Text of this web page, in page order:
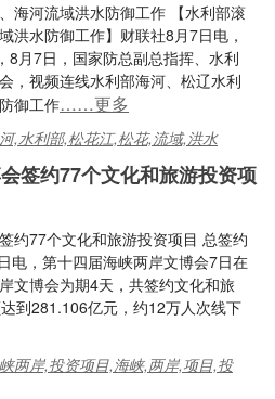
海河流域洪水防御工作 【水利部滚
洪水防御工作】财联社8月7日电，
8月7日，国家防总副总指挥、水利
，视频连线水利部海河、松辽水利
御工作……更多
,水利部,松花江,松花,流域,洪水
签约77个文化和旅游投资项
约77个文化和旅游投资项目 总签约
电，第十四届海峡两岸文博会7日在
文博会为期4天，共签约文化和旅
到281.106亿元，约12万人次线下
两岸,投资项目,海峡,两岸,项目,投